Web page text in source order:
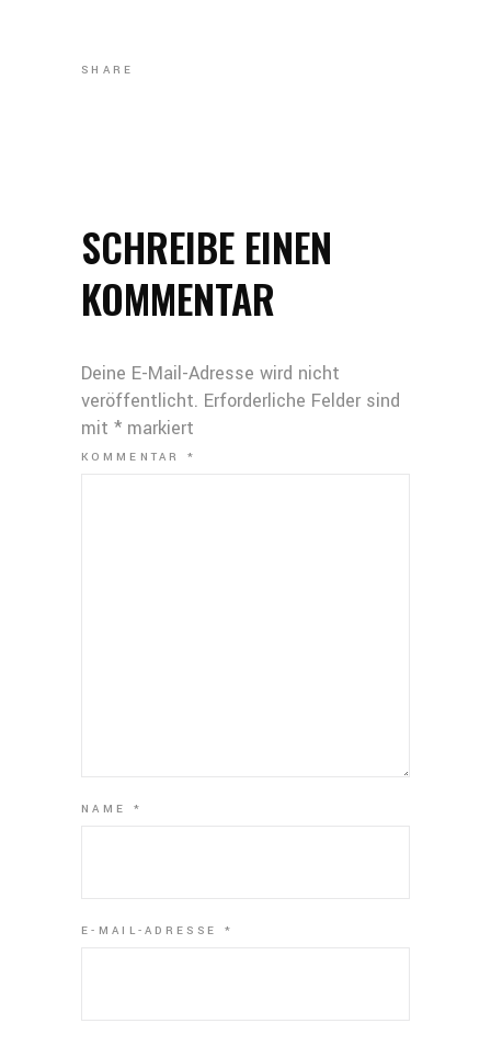
SHARE
SCHREIBE EINEN
KOMMENTAR
Deine E-Mail-Adresse wird nicht
veröffentlicht. Erforderliche Felder sind
mit * markiert
KOMMENTAR*
NAME *
E-MAIL-ADRESSE *